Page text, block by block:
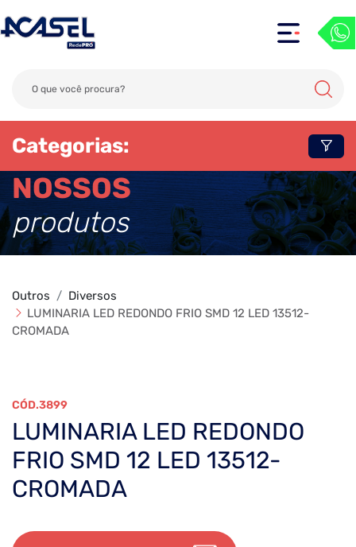
Categorias:
NOSSOS
produtos
Outros
Diversos
LUMINARIA LED REDONDO FRIO SMD 12 LED 13512-
CROMADA
3899
LUMINARIA LED REDONDO
FRIO SMD 12 LED 13512-
CROMADA